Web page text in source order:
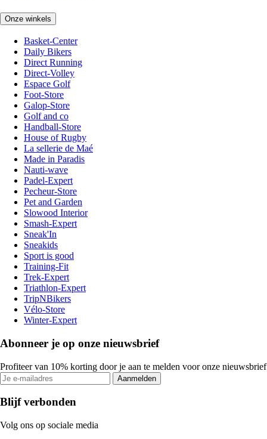
Onze winkels
Basket-Center
Daily Bikers
Direct Running
Direct-Volley
Espace Golf
Foot-Store
Galop-Store
Golf and co
Handball-Store
House of Rugby
La sellerie de Maé
Made in Paradis
Nauti-wave
Padel-Expert
Pecheur-Store
Pet and Garden
Slowood Interior
Smash-Expert
Sneak'In
Sneakids
Sport is good
Training-Fit
Trek-Expert
Triathlon-Expert
TripNBikers
Vélo-Store
Winter-Expert
Abonneer je op onze nieuwsbrief
Profiteer van 10% korting door je aan te melden voor onze nieuwsbrief
Aanmelden
Blijf verbonden
Volg ons op sociale media